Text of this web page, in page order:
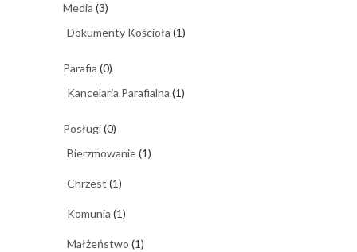
Media (3)
Dokumenty Kościoła (1)
Parafia (0)
Kancelaria Parafialna (1)
Posługi(0)
Bierzmowanie(1)
Chrzest (1)
Komunia (1)
Małżeństwo (1)